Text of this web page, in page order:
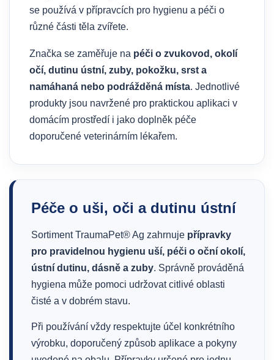
se používá v přípravcích pro hygienu a péči o
různé části těla zvířete.
Značka se zaměřuje na péči o zvukovod, okolí
očí, dutinu ústní, zuby, pokožku, srst a
namáhaná nebo podrážděná místa. Jednotlivé
produkty jsou navržené pro praktickou aplikaci v
domácím prostředí i jako doplněk péče
doporučené veterinárním lékařem.
Péče o uši, oči a dutinu ústní
Sortiment TraumaPet® Ag zahrnuje přípravky
pro pravidelnou hygienu uší, péči o oční okolí,
ústní dutinu, dásně a zuby. Správně prováděná
hygiena může pomoci udržovat citlivé oblasti
čisté a v dobrém stavu.
Při používání vždy respektujte účel konkrétního
výrobku, doporučený způsob aplikace a pokyny